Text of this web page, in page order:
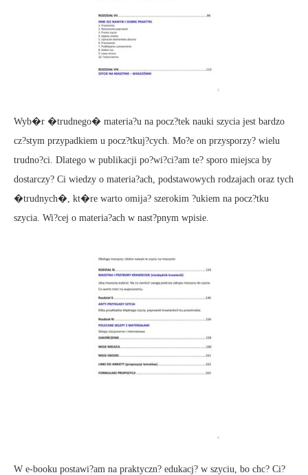
Wyb�r �trudnego� materia?u na pocz?tek nauki szycia jest bardzo
cz?stym przypadkiem u pocz?tkuj?cych. Mo?e on przysporzy? wielu
trudno?ci. Dlatego w publikacji po?wi?ci?am te? sporo miejsca by
dostarczy? Ci wiedzy o materia?ach, podstawowych rodzajach oraz tych
�trudnych�, kt�re warto omija? szerokim ?ukiem na pocz?tku
szycia. Wi?cej o materia?ach w nast?pnym wpisie.
W e-booku postawi?am na praktyczn? edukacj? w szyciu, bo chc? Ci?